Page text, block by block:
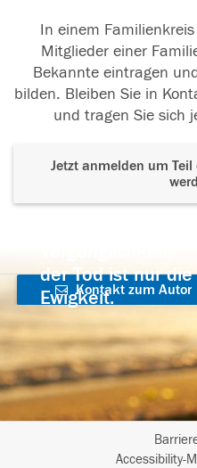
In einem
Mitglieder einer
Bekannte eintragen
bilden. Bleiben Sie in
und tragen Sie sich
Jetzt anmelden um
der Tod ist nur
Ewigkeit.
Kontakt zum Autor
aufnehmen
Accessibility-